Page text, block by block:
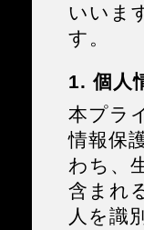
いいま
す。
1. 個人
本プラ
情報保
わち、
含まれ
人を識